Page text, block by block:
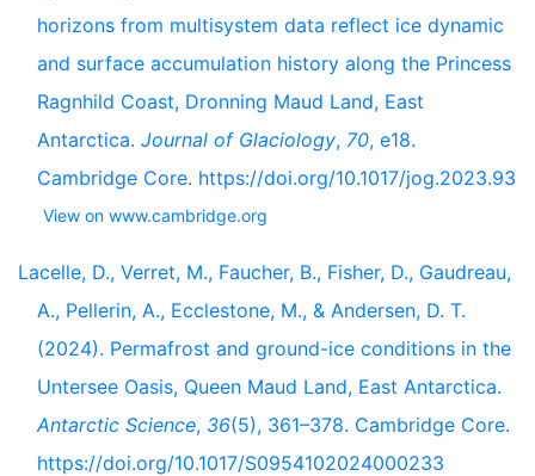
horizons from multisystem data reflect ice dynamic
and surface accumulation history along the Princess
Ragnhild Coast, Dronning Maud Land, East
Antarctica. Journal of Glaciology, 70, e18.
Cambridge Core. https://doi.org/10.1017/jog.2023.93
View on www.cambridge.org
Lacelle, D., Verret, M., Faucher, B., Fisher, D., Gaudreau,
A., Pellerin, A., Ecclestone, M., & Andersen, D. T.
(2024). Permafrost and ground-ice conditions in the
Untersee Oasis, Queen Maud Land, East Antarctica.
Antarctic Science, 36(5), 361–378. Cambridge Core.
https://doi.org/10.1017/S0954102024000233